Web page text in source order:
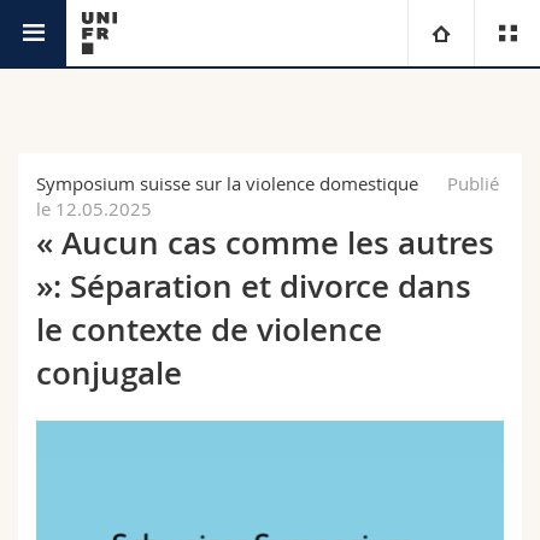
Campus
Recherche
Université
Formation continue
Théologie
Droit
Sciences économiques et sociales et management
Lettres et sciences humaines
Vous êtes
Futurs étudiants
Etudiants
Médias
Ressources
Annuaire du personnel
Plan d'accès
Symposium suisse sur la violence domestique
Publié
le 12.05.2025
« Aucun cas comme les autres
»: Séparation et divorce dans
le contexte de violence
conjugale